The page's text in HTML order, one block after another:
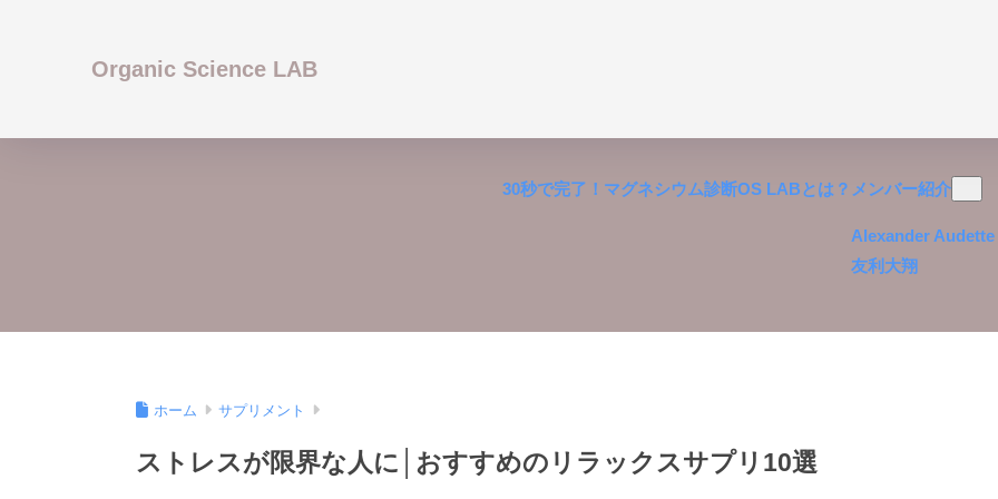
Organic Science LAB
30秒で完了！マグネシウム診断OS LABとは？ メンバー紹介
Alexander Audette
友利大翔
ホーム サプリメント
ストレスが限界な人に│おすすめのリラックスサプリ10選